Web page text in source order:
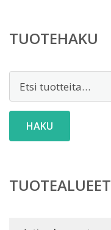
TUOTEHAKU
HAKU
TUOTEALUEET